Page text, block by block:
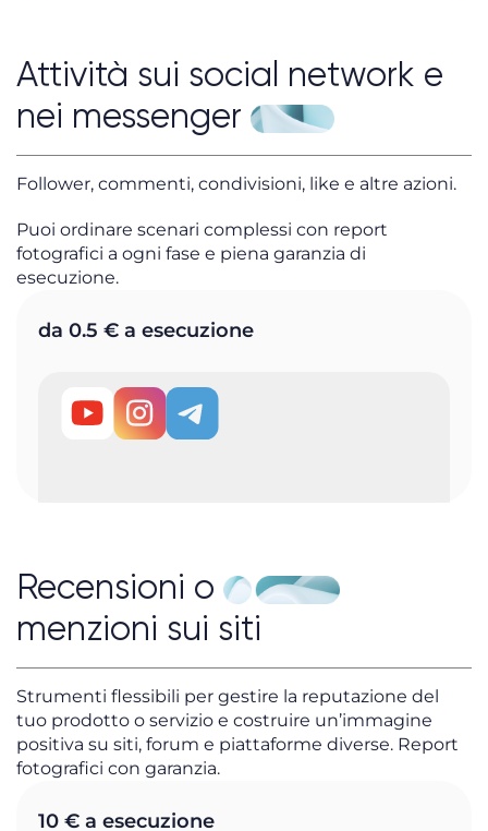
Attività sui social network e
nei messenger
Follower, commenti, condivisioni, like e altre azioni.
Puoi ordinare scenari complessi con report
fotografici a ogni fase e piena garanzia di
esecuzione.
da 0.5 € a esecuzione
Recensioni o
menzioni sui siti
Strumenti flessibili per gestire la reputazione del
tuo prodotto o servizio e costruire un’immagine
positiva su siti, forum e piattaforme diverse. Report
fotografici con garanzia.
10 € a esecuzione